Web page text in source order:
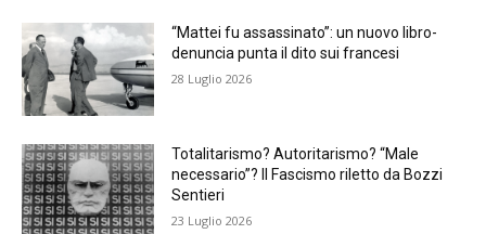
“Mattei fu assassinato”: un nuovo libro-
denuncia punta il dito sui francesi
28 Luglio 2026
Totalitarismo? Autoritarismo? “Male
necessario”? Il Fascismo riletto da Bozzi
Sentieri
23 Luglio 2026